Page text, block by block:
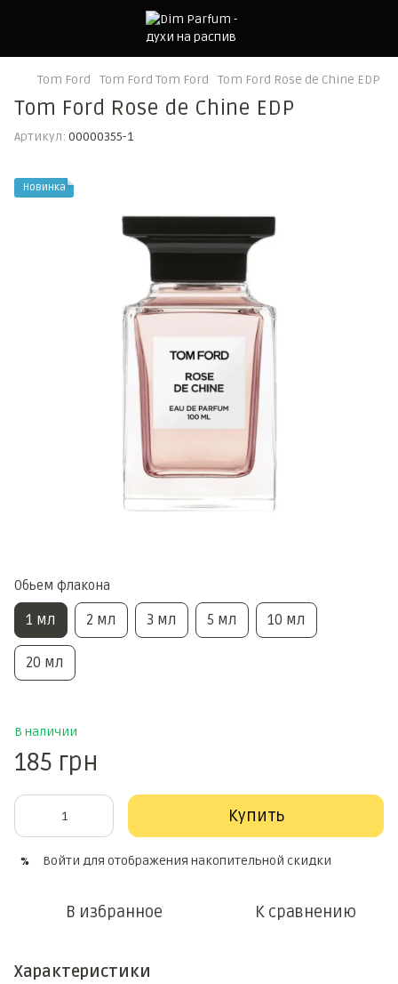
Tom Ford Tom Ford Tom Ford Tom Ford Rose de Chine EDP
Tom Ford Rose de Chine EDP
Артикул: 00000355-1
Новинка
Обьем флакона
1 мл 2 мл 3 мл 5 мл 10 мл
20 мл
В наличии
185 грн
Купить
% Войти для отображения накопительной скидки
В избранное К сравнению
Характеристики